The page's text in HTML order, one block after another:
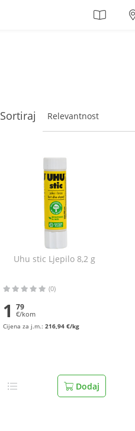
Sortiraj Relevantnost
Uhu stic Ljepilo 8,2 g
(0)
1 79
€/kom
Cijena za j.m.: 216,94 €/kg
Dodaj